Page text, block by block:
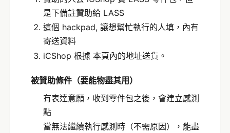
是下備註贊助給 LASS
這個 hackpad, 讓想幫忙執行的人填，內有
寄送資料
iCShop 根據 本頁內的地址送貨。
被贊助條件（要能物盡其用）
有表達意願，收到零件包之後，會建立感測
點
當無法繼續執行感測時（不需原因），能盡